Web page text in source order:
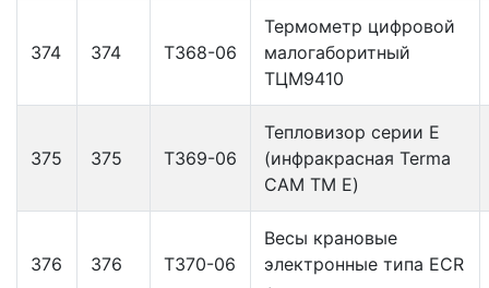
374 374 Т368-06
Термометр цифровой
малогаборитный
ТЦМ9410
375 375 Т369-06
Тепловизор серии Е
(инфракрасная Terma
CAM TM E)
376 376 Т370-06
Весы крановые
электронные типа ECR